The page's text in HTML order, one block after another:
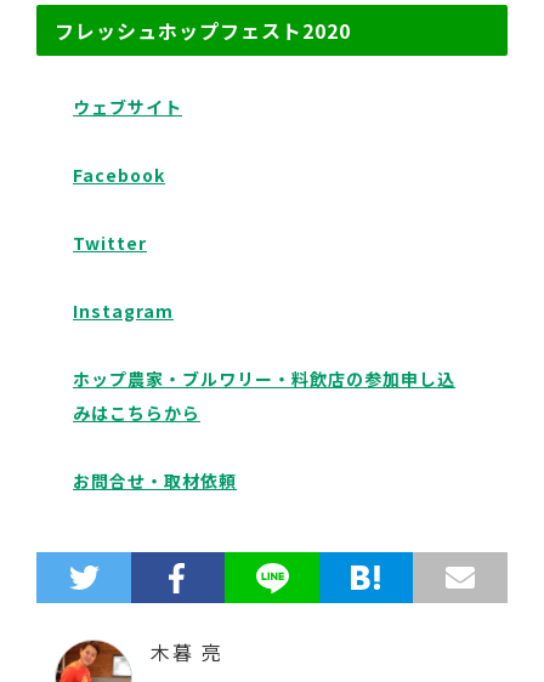
フレッシュホップフェスト2020
ウェブサイト
Facebook
Twitter
Instagram
ホップ農家・ブルワリー・料飲店の参加申し込
みはこちらから
お問合せ・取材依頼
木暮 亮